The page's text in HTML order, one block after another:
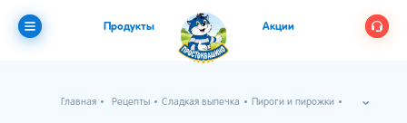
Продукты Акции
Главная Рецепты Сладкая выпечка
Пироги и пирожки